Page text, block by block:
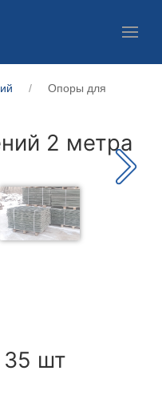
Опоры для
2 метра
35 шт